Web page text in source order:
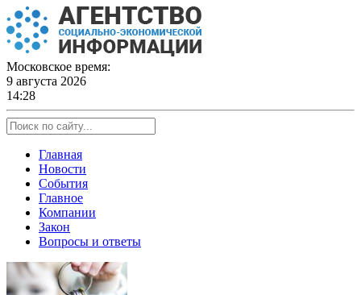
Skip
to
content
Московское время:
9 августа 2026
14:28
Главная
Новости
События
Главное
Компании
Закон
Вопросы и ответы